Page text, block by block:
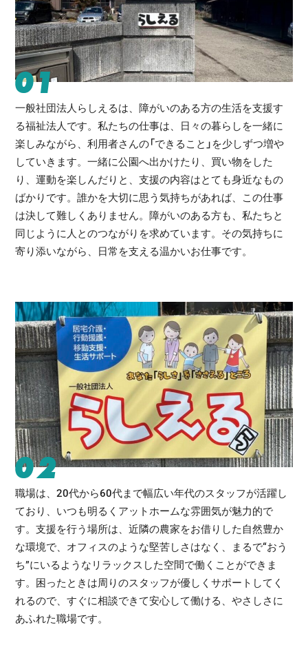
01
一般社団法人らしえるは、障がいのある方の生活を支援す
る福祉法人です。私たちの仕事は、日々の暮らしを一緒に
楽しみながら、利用者さんの「できること」を少しずつ増や
していきます。一緒に公園へ出かけたり、買い物をした
り、運動を楽しんだりと、支援の内容はとても身近なもの
ばかりです。誰かを大切に思う気持ちがあれば、この仕事
は決して難しくありません。障がいのある方も、私たちと
同じように人とのつながりを求めています。その気持ちに
寄り添いながら、日常を支える温かいお仕事です。
02
職場は、20代から60代まで幅広い年代のスタッフが活躍し
ており、いつも明るくアットホームな雰囲気が魅力的で
す。支援を行う場所は、近隣の農家をお借りした自然豊か
な環境で、オフィスのような堅苦しさはなく、まるで“おう
ち”にいるようなリラックスした空間で働くことができま
す。困ったときは周りのスタッフが優しくサポートしてく
れるので、すぐに相談できて安心して働ける、やさしさに
あふれた職場です。